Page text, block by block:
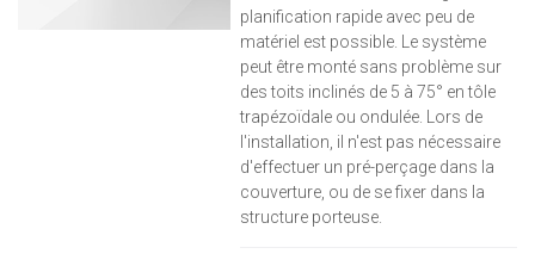
planification rapide avec peu de
matériel est possible. Le système
peut être monté sans problème sur
des toits inclinés de 5 à 75° en tôle
trapézoïdale ou ondulée. Lors de
l'installation, il n'est pas nécessaire
d'effectuer un pré-perçage dans la
couverture, ou de se fixer dans la
structure porteuse.